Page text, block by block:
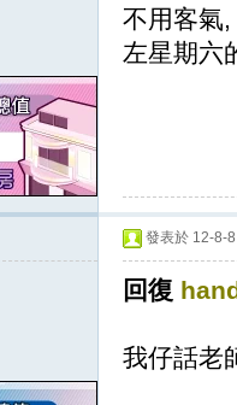
不用客氣
左星期六
發表於 12-8-
回復
我仔話老